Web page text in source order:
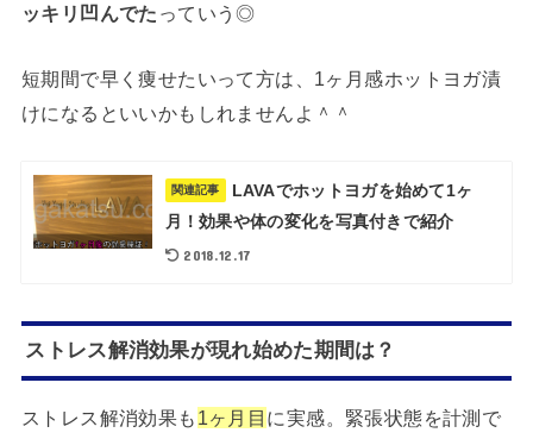
ッキリ凹んでた っていう◎
短期間で早く痩せたいって方は、1ヶ月感ホットヨガ漬
けになるといいかもしれませんよ＾＾
関連記事
LAVAでホットヨガを始めて1ヶ
月！効果や体の変化を写真付きで紹介
2018.12.17
ストレス解消効果が現れ始めた期間は？
ストレス解消効果も 1ヶ月目 に実感。緊張状態を計測で